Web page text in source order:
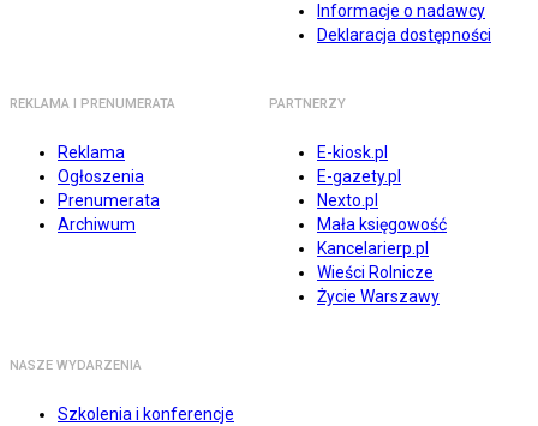
Informacje o nadawcy
Deklaracja dostępności
REKLAMA I PRENUMERATA
Reklama
Ogłoszenia
Prenumerata
Archiwum
PARTNERZY
E-kiosk.pl
E-gazety.pl
Nexto.pl
Mała księgowość
Kancelarierp.pl
Wieści Rolnicze
Życie Warszawy
NASZE WYDARZENIA
Szkolenia i konferencje